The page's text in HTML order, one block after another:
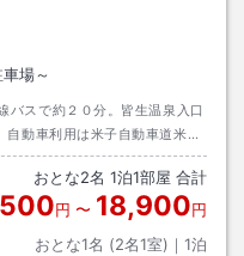
場～
バスで約２０分。皆生温泉入口
動車利用は米子自動車道米子
大橋を渡り３つ目信号を右折し
おとな2名 1泊1部屋 合計
円 〜 18,900円
おとな1名 (2名1室)｜ 1泊